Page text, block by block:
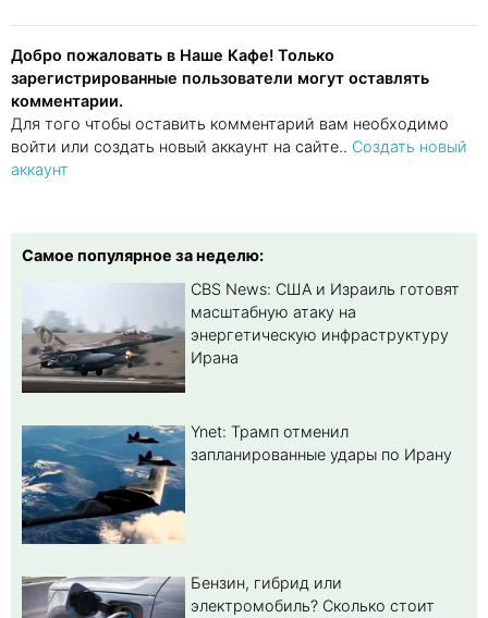
Добро пожаловать в Наше Кафе! Только
зарегистрированные пользователи могут оставлять
комментарии.
Для того чтобы оставить комментарий вам необходимо
войти или создать новый аккаунт на сайте.. Создать новый
аккаунт
Самое популярное за неделю:
CBS News: США и Израиль готовят
масштабную атаку на
энергетическую инфраструктуру
Ирана
Ynet: Трамп отменил
запланированные удары по Ирану
Бензин, гибрид или
электромобиль? Cколько стоит